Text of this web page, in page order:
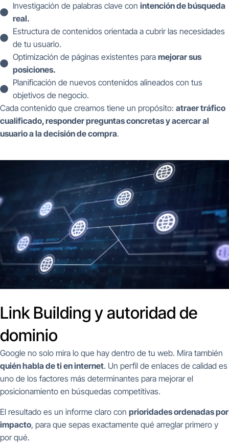
Investigación de palabras clave con intención de búsqueda
real.
Estructura de contenidos orientada a cubrir las necesidades
de tu usuario.
Optimización de páginas existentes para mejorar sus
posiciones.
Planificación de nuevos contenidos alineados con tus
objetivos de negocio.
Cada contenido que creamos tiene un propósito: atraer tráfico
cualificado, responder preguntas concretas y acercar al
usuario a la decisión de compra.
Link Building y autoridad de
dominio
Google no solo mira lo que hay dentro de tu web. Mira también
quién habla de ti en internet. Un perfil de enlaces de calidad es
uno de los factores más determinantes para mejorar el
posicionamiento en búsquedas competitivas.
El resultado es un informe claro con prioridades ordenadas por
impacto, para que sepas exactamente qué arreglar primero y
por qué.